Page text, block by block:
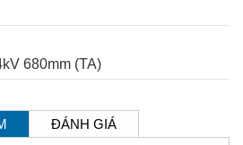
680mm (TA)
ĐÁNH GIÁ